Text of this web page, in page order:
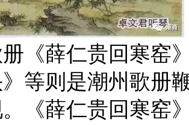
《薛仁贵回寒窑
等则是潮州歌册
《薛仁贵回寒窑